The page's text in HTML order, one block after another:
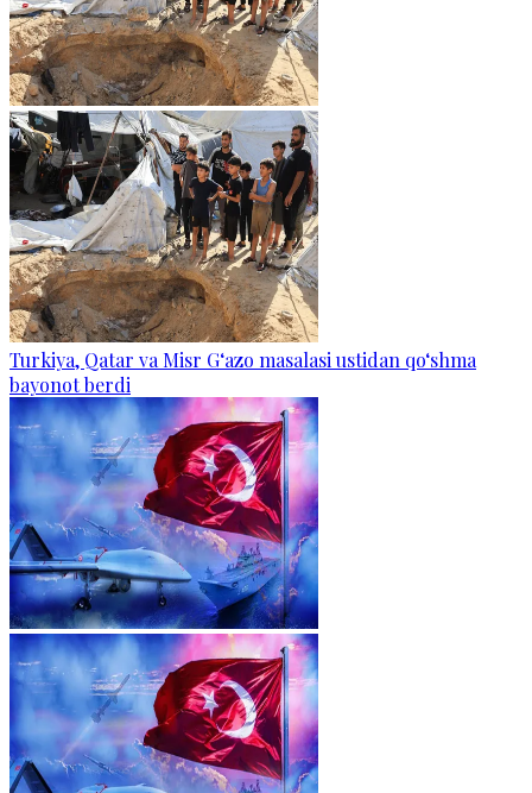
Turkiya, Qatar va Misr G‘azo masalasi ustidan qo‘shma
bayonot berdi